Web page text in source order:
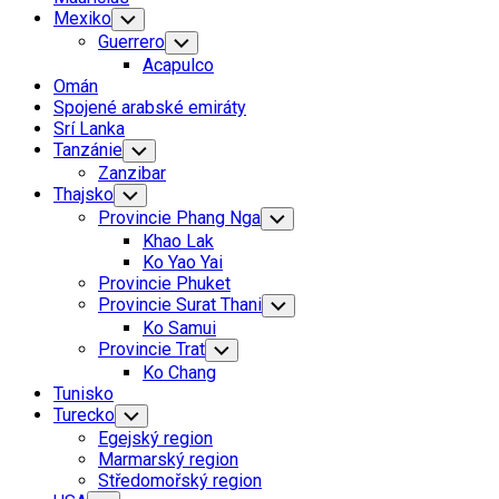
Mexiko Toggle
Child
Menu
Guerrero Toggle
Child
Menu
Acapulco
Omán
Spojené arabské emiráty
Srí Lanka
Tanzánie Toggle
Child
Menu
Zanzibar
Thajsko Toggle
Child
Menu
Provincie Phang Nga Toggle
Child
Khao Lak
Ko Yao Yai
Provincie Phuket
Provincie Surat Thani Toggle
Child
Ko Samui
Provincie Trat Toggle
Child
Menu
Ko Chang
Tunisko
Turecko Toggle
Child
Menu
Egejský region
Marmarský region
Středomořský region